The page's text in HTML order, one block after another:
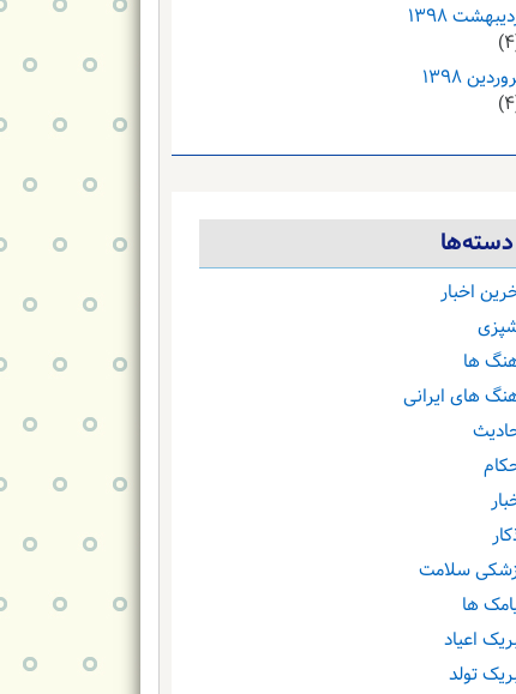
۱۳۹۸
۱۳۹۸
دسته‌ها
اخبار
ها
های ایرانی
سلامت
ها
اعیاد
تولد